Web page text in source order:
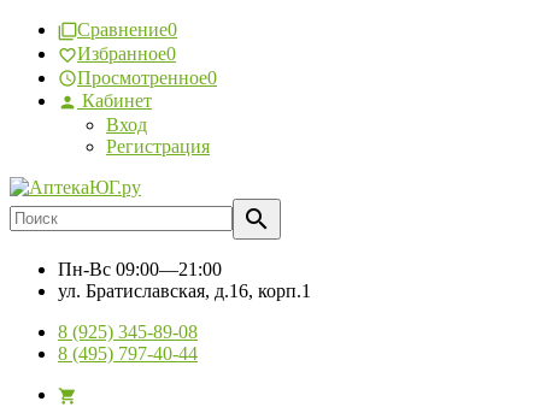
Сравнение0
Избранное0
Просмотренное0
Кабинет
Вход
Регистрация
Пн-Вс 09:00—21:00
ул. Братиславская, д.16, корп.1
8 (925) 345-89-08
8 (495) 797-40-44